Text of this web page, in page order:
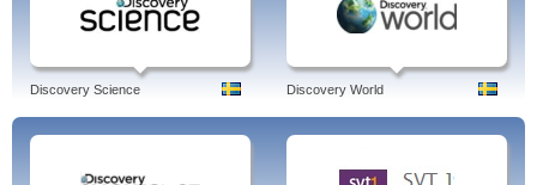
Discovery Science Discovery World